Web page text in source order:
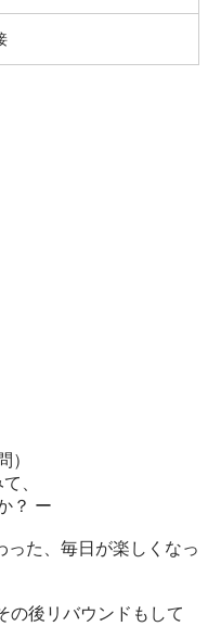
）
て、
？ ー
った、毎日が楽しくなっ
の後リバウンドもして